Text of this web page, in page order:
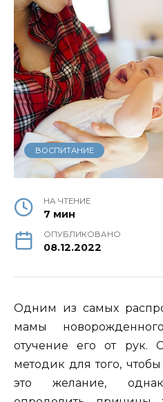
ВОСПИТАНИЕ
НА ЧТЕНИЕ
7 мин
ОПУБЛИКОВАНО
08.12.2022
Одним из самых
мамы
отучение его от рук.
методик для того,
это желание,